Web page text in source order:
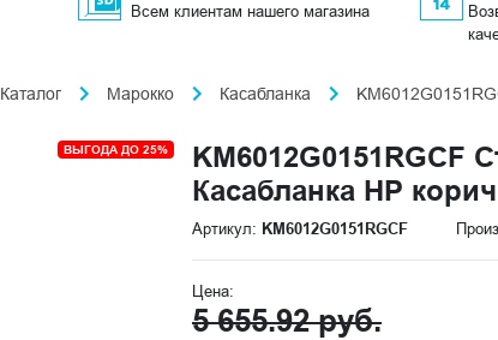
Всем клиентам нашего магазина
Каталог Марокко Касабланка
ВЫГОДА ДО 25%
KM6012G0151RGCF
Касабланка HP
Артикул: KM6012G0151RGCF
Цена:
5 655.92 руб.